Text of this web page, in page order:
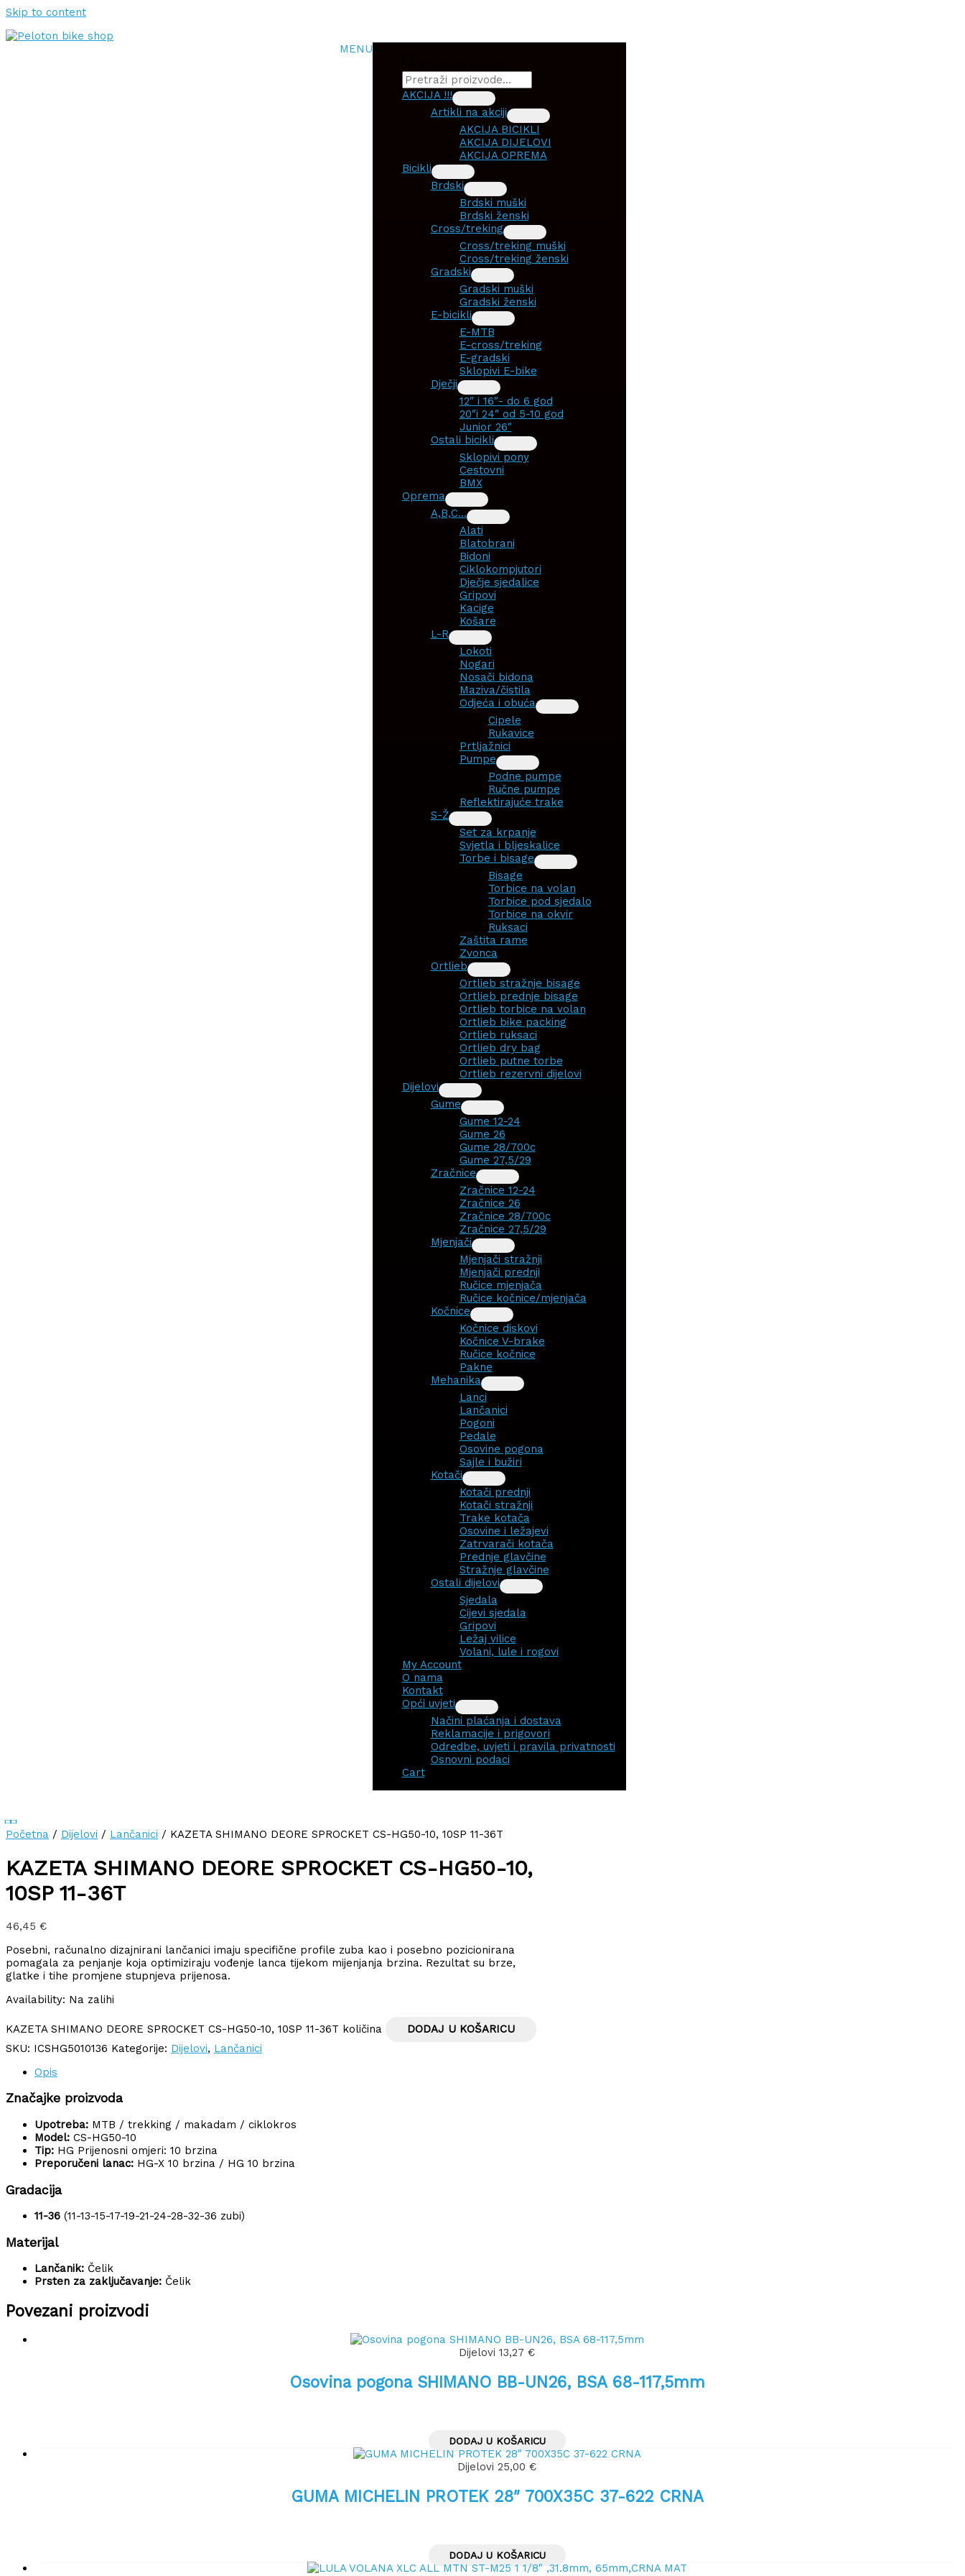
Skip to content
MENU
AKCIJA !!!
Artikli na akciji
AKCIJA BICIKLI
AKCIJA DIJELOVI
AKCIJA OPREMA
Bicikli
Brdski
Brdski muški
Brdski ženski
Cross/treking
Cross/treking muški
Cross/treking ženski
Gradski
Gradski muški
Gradski ženski
E-bicikli
E-MTB
E-cross/treking
E-gradski
Sklopivi E-bike
Dječji
12″ i 16″- do 6 god
20″i 24″ od 5-10 god
Junior 26″
Ostali bicikli
Sklopivi pony
Cestovni
BMX
Oprema
A,B,C…
Alati
Blatobrani
Bidoni
Ciklokompjutori
Dječje sjedalice
Gripovi
Kacige
Košare
L-R
Lokoti
Nogari
Nosači bidona
Maziva/čistila
Odjeća i obuća
Cipele
Rukavice
Prtljažnici
Pumpe
Podne pumpe
Ručne pumpe
Reflektirajuće trake
S-Ž
Set za krpanje
Svjetla i bljeskalice
Torbe i bisage
Bisage
Torbice na volan
Torbice pod sjedalo
Torbice na okvir
Ruksaci
Zaštita rame
Zvonca
Ortlieb
Ortlieb stražnje bisage
Ortlieb prednje bisage
Ortlieb torbice na volan
Ortlieb bike packing
Ortlieb ruksaci
Ortlieb dry bag
Ortlieb putne torbe
Ortlieb rezervni dijelovi
Dijelovi
Gume
Gume 12-24
Gume 26
Gume 28/700c
Gume 27,5/29
Zračnice
Zračnice 12-24
Zračnice 26
Zračnice 28/700c
Zračnice 27,5/29
Mjenjači
Mjenjači stražnji
Mjenjači prednji
Ručice mjenjača
Ručice kočnice/mjenjača
Kočnice
Kočnice diskovi
Kočnice V-brake
Ručice kočnice
Pakne
Mehanika
Lanci
Lančanici
Pogoni
Pedale
Osovine pogona
Sajle i bužiri
Kotači
Kotači prednji
Kotači stražnji
Trake kotača
Osovine i ležajevi
Zatrvarači kotača
Prednje glavčine
Stražnje glavčine
Ostali dijelovi
Sjedala
Cijevi sjedala
Gripovi
Ležaj vilice
Volani, lule i rogovi
My Account
O nama
Kontakt
Opći uvjeti
Načini plaćanja i dostava
Reklamacije i prigovori
Odredbe, uvjeti i pravila privatnosti
Osnovni podaci
Cart
Početna / Dijelovi / Lančanici / KAZETA SHIMANO DEORE SPROCKET CS-HG50-10, 10SP 11-36T
KAZETA SHIMANO DEORE SPROCKET CS-HG50-10,
10SP 11-36T
46,45 €
Posebni, računalno dizajnirani lančanici imaju specifične profile zuba kao i posebno pozicionirana
pomagala za penjanje koja optimiziraju vođenje lanca tijekom mijenjanja brzina. Rezultat su brze,
glatke i tihe promjene stupnjeva prijenosa.
Availability: Na zalihi
KAZETA SHIMANO DEORE SPROCKET CS-HG50-10, 10SP 11-36T količina
DODAJ U KOŠARICU
SKU: ICSHG5010136 Kategorije: Dijelovi, Lančanici
Opis
Značajke proizvoda
Upotreba: MTB / trekking / makadam / ciklokros
Model: CS-HG50-10
Tip: HG Prijenosni omjeri: 10 brzina
Preporučeni lanac: HG-X 10 brzina / HG 10 brzina
Gradacija
11-36 (11-13-15-17-19-21-24-28-32-36 zubi)
Materijal
Lančanik: Čelik
Prsten za zaključavanje: Čelik
Povezani proizvodi
Dijelovi 13,27 €
Osovina pogona SHIMANO BB-UN26, BSA 68-117,5mm
DODAJ U KOŠARICU
Dijelovi 25,00 €
GUMA MICHELIN PROTEK 28″ 700X35C 37-622 CRNA
DODAJ U KOŠARICU